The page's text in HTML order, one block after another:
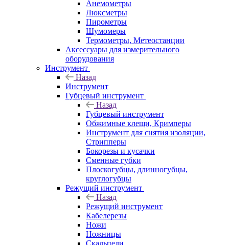
Анемометры
Люксметры
Пирометры
Шумомеры
Термометры, Метеостанции
Аксессуары для измерительного
оборудования
Инструмент
Назад
Инструмент
Губцевый инструмент
Назад
Губцевый инструмент
Обжимные клещи, Кримперы
Инструмент для снятия изоляции,
Стрипперы
Бокорезы и кусачки
Сменные губки
Плоскогубцы, длинногубцы,
круглогубцы
Режущий инструмент
Назад
Режущий инструмент
Кабелерезы
Ножи
Ножницы
Скальпели